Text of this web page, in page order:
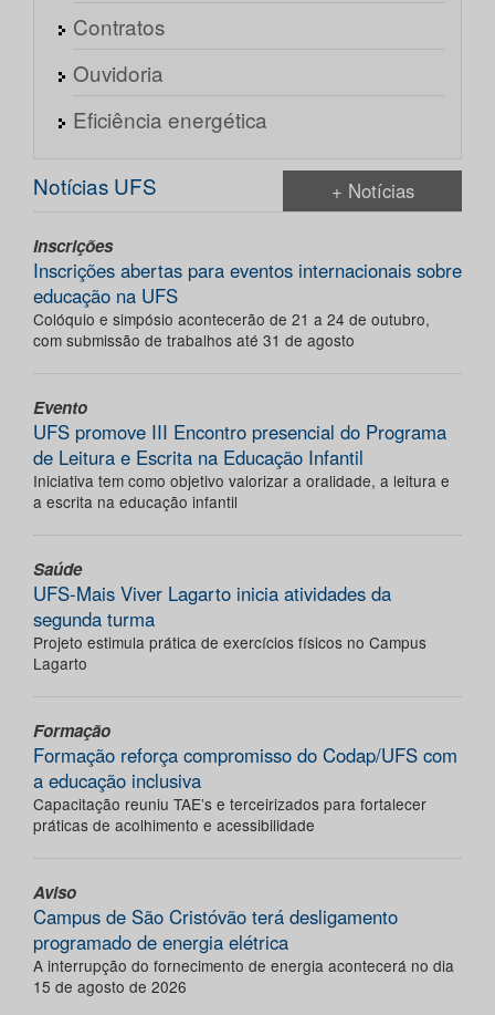
Contratos
Ouvidoria
Eficiência energética
Notícias UFS + Notícias
Inscrições
Inscrições abertas para eventos internacionais sobre
educação na UFS
Colóquio e simpósio acontecerão de 21 a 24 de outubro,
com submissão de trabalhos até 31 de agosto
Evento
UFS promove III Encontro presencial do Programa
de Leitura e Escrita na Educação Infantil
Iniciativa tem como objetivo valorizar a oralidade, a leitura e
a escrita na educação infantil
Saúde
UFS-Mais Viver Lagarto inicia atividades da
segunda turma
Projeto estimula prática de exercícios físicos no Campus
Lagarto
Formação
Formação reforça compromisso do Codap/UFS com
a educação inclusiva
Capacitação reuniu TAE’s e terceirizados para fortalecer
práticas de acolhimento e acessibilidade
Aviso
Campus de São Cristóvão terá desligamento
programado de energia elétrica
A interrupção do fornecimento de energia acontecerá no dia
15 de agosto de 2026